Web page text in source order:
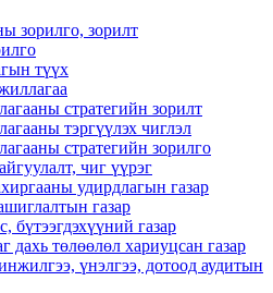
зорилго, зорилт
түүх
стратегийн зорилт
тэргүүлэх чиглэл
стратегийн зорилго
чиг үүрэг
удирдлагын газар
газар
бүтээгдэхүүний газар
дахь төлөөлөл хариуцсан газар
үнэлгээ, дотоод аудитын